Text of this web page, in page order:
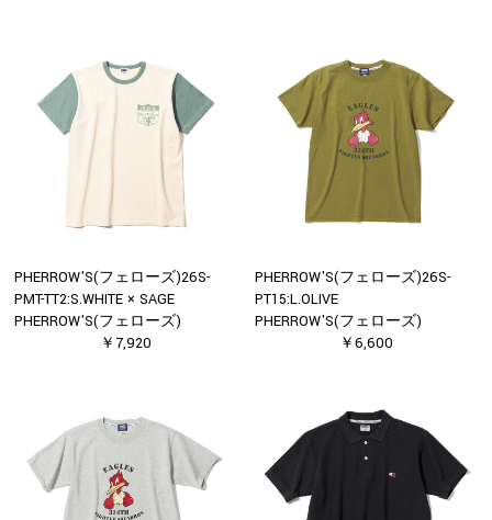
PHERROW'S(フェローズ)26S-
PMT-TT2:S.WHITE × SAGE
PHERROW'S(フェローズ)
￥7,920
PHERROW'S(フェローズ)26S-
PT15:L.OLIVE
PHERROW'S(フェローズ)
￥6,600